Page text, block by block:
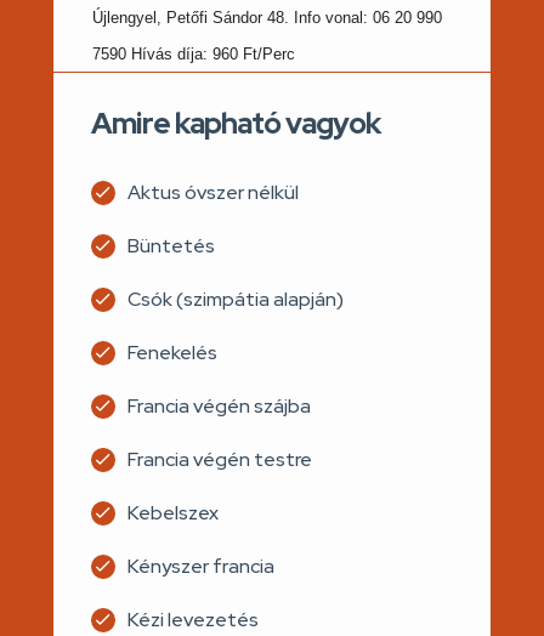
Újlengyel, Petőfi Sándor 48. Info vonal: 06 20 990
7590 Hívás díja: 960 Ft/Perc
Amire kapható vagyok
Aktus óvszer nélkül
Büntetés
Csók (szimpátia alapján)
Fenekelés
Francia végén szájba
Francia végén testre
Kebelszex
Kényszer francia
Kézi levezetés